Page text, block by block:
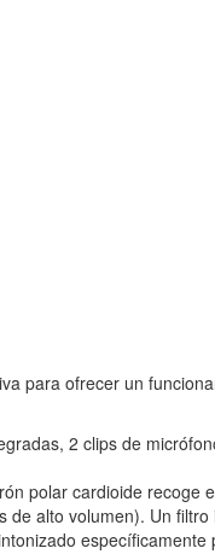
para ofrecer un
2 clips de
polar cardioide recoge
de alto volumen). Un filtro
específicamente